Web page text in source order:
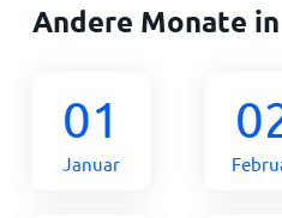
Andere Monate
01
Januar